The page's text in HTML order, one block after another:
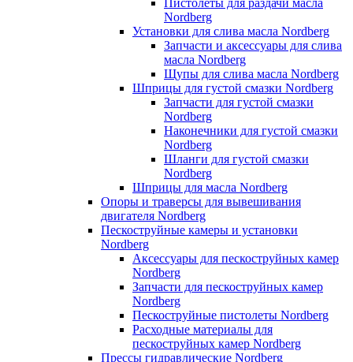
Nordberg
Установки для слива масла Nordberg
Запчасти и аксессуары для слива
масла Nordberg
Щупы для слива масла Nordberg
Шприцы для густой смазки Nordberg
Запчасти для густой смазки
Nordberg
Наконечники для густой смазки
Nordberg
Шланги для густой смазки
Nordberg
Шприцы для масла Nordberg
Опоры и траверсы для вывешивания
двигателя Nordberg
Пескоструйные камеры и установки
Nordberg
Аксессуары для пескоструйных камер
Nordberg
Запчасти для пескоструйных камер
Nordberg
Пескоструйные пистолеты Nordberg
Расходные материалы для
пескоструйных камер Nordberg
Прессы гидравлические Nordberg